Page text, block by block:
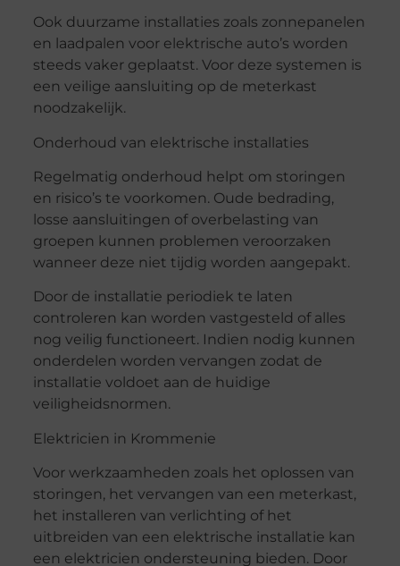
Ook duurzame installaties zoals zonnepanelen
en laadpalen voor elektrische auto’s worden
steeds vaker geplaatst. Voor deze systemen is
een veilige aansluiting op de meterkast
noodzakelijk.
Onderhoud van elektrische installaties
Regelmatig onderhoud helpt om storingen
en risico’s te voorkomen. Oude bedrading,
losse aansluitingen of overbelasting van
groepen kunnen problemen veroorzaken
wanneer deze niet tijdig worden aangepakt.
Door de installatie periodiek te laten
controleren kan worden vastgesteld of alles
nog veilig functioneert. Indien nodig kunnen
onderdelen worden vervangen zodat de
installatie voldoet aan de huidige
veiligheidsnormen.
Elektricien in Krommenie
Voor werkzaamheden zoals het oplossen van
storingen, het vervangen van een meterkast,
het installeren van verlichting of het
uitbreiden van een elektrische installatie kan
een elektricien ondersteuning bieden. Door